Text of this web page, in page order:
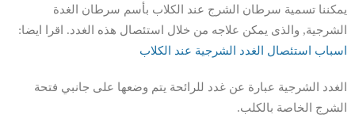
يمكننا تسمية سرطان الشرج عند الكلاب بأسم سرطان الغدة
الشرجية, والذى يمكن علاجه من خلال استئصال هذه الغدد. اقرا ايضا:
اسباب استئصال الغدد الشرجية عند الكلاب
الغدد الشرجية عبارة عن غدد للرائحة يتم وضعها على جانبي فتحة
الشرج الخاصة بالكلب.